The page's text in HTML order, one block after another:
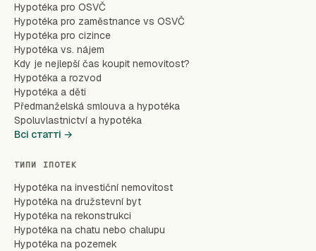
Hypotéka pro OSVČ
Hypotéka pro zaměstnance vs OSVČ
Hypotéka pro cizince
Hypotéka vs. nájem
Kdy je nejlepší čas koupit nemovitost?
Hypotéka a rozvod
Hypotéka a děti
Předmanželská smlouva a hypotéka
Spoluvlastnictví a hypotéka
Всі статті →
ТИПИ ІПОТЕК
Hypotéka na investiční nemovitost
Hypotéka na družstevní byt
Hypotéka na rekonstrukci
Hypotéka na chatu nebo chalupu
Hypotéka na pozemek